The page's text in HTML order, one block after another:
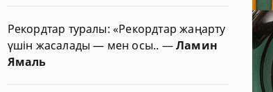
Рекордтар туралы: «Рекордтар жаңарту
үшін жасалады — мен осы.. —Ламин
Ямаль